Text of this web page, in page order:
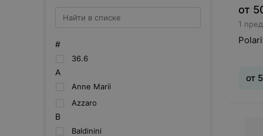
#
36.6
A
Anne Marii
Azzaro
B
Baldinini
от
1
от